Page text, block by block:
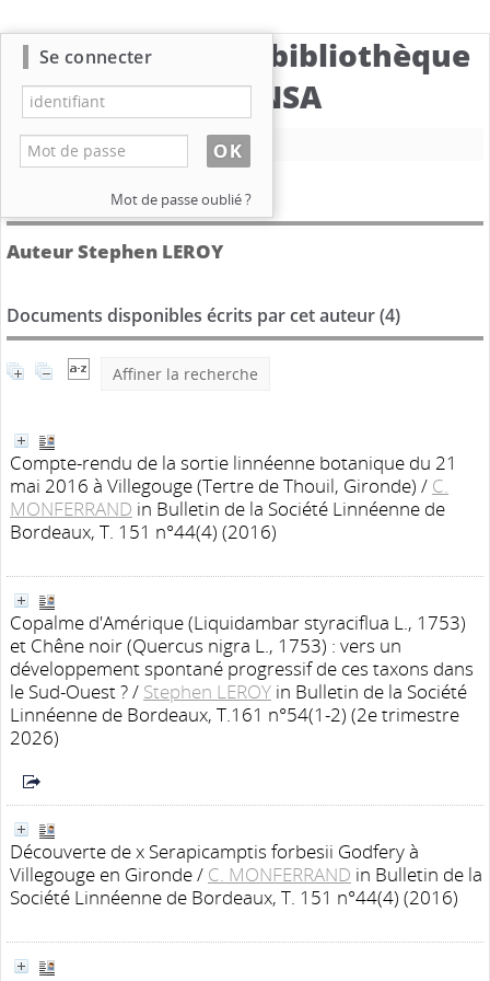
Catalogue de la bibliothèque
du CBNSA
Nouvelle recherche
Détail de l'auteur
Auteur Stephen LEROY
Documents disponibles écrits par cet auteur (4)
Affiner la recherche
Compte-rendu de la sortie linnéenne botanique du 21
mai 2016 à Villegouge (Tertre de Thouil, Gironde) / C.
MONFERRAND in Bulletin de la Société Linnéenne de
Bordeaux, T. 151 n°44(4) (2016)
Copalme d'Amérique (Liquidambar styraciflua L., 1753)
et Chêne noir (Quercus nigra L., 1753) : vers un
développement spontané progressif de ces taxons dans
le Sud-Ouest ?/ Stephen LEROY in Bulletin de la Société
Linnéenne de Bordeaux, T.161 n°54(1-2) (2e trimestre
2026)
Découverte de x Serapicamptis forbesii Godfery à
Villegouge en Gironde/ C. MONFERRAND in Bulletin de la
Société Linnéenne de Bordeaux, T. 151 n°44(4) (2016)
Se connecter
Mot de passe oublié ?